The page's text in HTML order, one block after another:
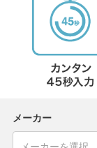
メーカー